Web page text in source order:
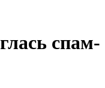
спам-